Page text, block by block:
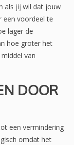
als jij wil dat jouw
een voordeel te
lager de
hoe groter het
van
DOOR
een vermindering
omdat het